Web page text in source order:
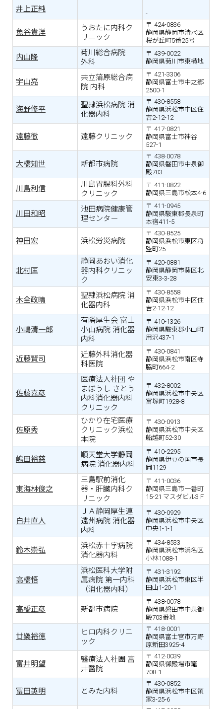
井上正純 -
魚谷貴洋
うおたに内科ク
リニック
424-0836
静岡県静岡市清水区
桜が丘町5番25号
内山隆
菊川総合病院
外科
439-0022
静岡県菊川市東横地
宇山亮
共立蒲原総合病
院 内科
421-3306
静岡県富士市中之郷
2500-1
海野修平
聖隷浜松病院 消
化器内科
430-8558
静岡県浜松市中区住
吉2-12-12
遠藤徹 遠藤クリニック
417-0821
静岡県富士市神谷
527-1
大橋知世 新都市病院
438-0078
静岡県磐田市中泉御
殿703
川島利信
川島胃腸科外科
クリニック
411-0822
静岡県三島市松本4-6
川田和昭
池田病院健康管
理センター
411-0945
静岡県駿東郡長泉町
本宿411-5
神田宏 浜松労災病院
430-8525
静岡県浜松市東区将
監町25
北村匡
静岡あおい消化
器内科クリニッ
ク
420-0881
静岡県静岡市葵区北
安東3-3-28
木全政晴
聖隷浜松病院 消
化器内科
430-8558
静岡県浜松市中区住
吉2-12-12
小嶋清一郎
有隣厚生会 富士
小山病院 消化器
内科
410-1326
静岡県駿東郡小山町
用沢437-1
近藤賢司
近藤外科消化器
科医院
430-0841
静岡県浜松市南区寺
脇町664-2
佐藤嘉彦
医療法人社団 や
まぼうし さとう
内科消化器内科
クリニック
432-8002
静岡県浜松市中央区
富塚町1928-8
佐原秀
ひかり在宅医療
クリニック浜松
本院
430-0913
静岡県浜松市中央区
船越町52-30
嶋田裕慈
順天堂大学静岡
病院 消化器内科
410-2295
静岡県伊豆の国市長
岡1129
東海林俊之
三島駅前消化
器・肝臓内科ク
リニック
411-0036
静岡県三島市一番町
15-21 マスダビル3Ｆ
白井直人
ＪＡ静岡厚生連
遠州病院 消化器
内科
430-0929
静岡県浜松市中央区
中央1-1-1
鈴木崇弘
浜松赤十字病院
消化器内科
434-8533
静岡県浜松市浜名区
小林1088-1
高橋悟
浜松医科大学附
属病院 第一内科
（消化器内科）
431-3192
静岡県浜松市東区半
田山1-20-1
高橋正彦 新都市病院
438-0078
静岡県磐田市中泉御
殿703番地
廿樂裕徳
ヒロ内科クリニ
ック
418-0001
静岡県富士宮市万野
原新田3925-4
富井明望
醫療法人社團 富
井醫院
412-0039
静岡県御殿場市竈
708-1
冨田英明 とみた内科
430-0852
静岡県浜松市中区領
家3-25-6